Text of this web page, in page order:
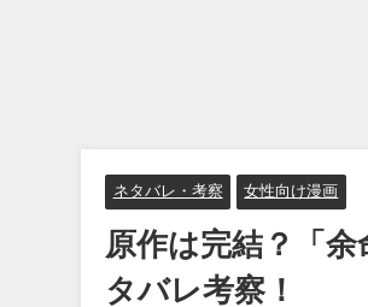
ネタバレ・考察 女性向け漫画
原作は完結？「
タバレ考察！